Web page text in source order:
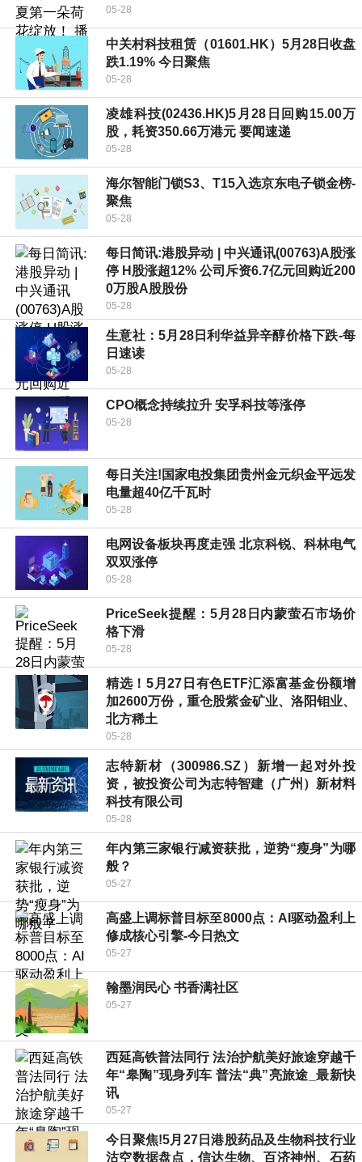
05-28
中关村科技租赁（01601.HK）5月28日收盘
跌1.19% 今日聚焦
05-28
凌雄科技(02436.HK)5月28日回购15.00万
股，耗资350.66万港元 要闻速递
05-28
海尔智能门锁S3、T15入选京东电子锁金榜-
聚焦
05-28
每日简讯:港股异动 | 中兴通讯(00763)A股涨
停 H股涨超12% 公司斥资6.7亿元回购近200
0万股A股股份
05-28
生意社：5月28日利华益异辛醇价格下跌-每
日速读
05-28
CPO概念持续拉升 安孚科技等涨停
05-28
每日关注!国家电投集团贵州金元织金平远发
电量超40亿千瓦时
05-28
电网设备板块再度走强 北京科锐、科林电气
双双涨停
05-28
PriceSeek提醒：5月28日内蒙萤石市场价
格下滑
05-28
精选！5月27日有色ETF汇添富基金份额增
加2600万份，重仓股紫金矿业、洛阳钼业、
北方稀土
05-28
志特新材（300986.SZ）新增一起对外投
资，被投资公司为志特智建（广州）新材料
科技有限公司
05-28
年内第三家银行减资获批，逆势“瘦身”为哪
般？
05-27
高盛上调标普目标至8000点：AI驱动盈利上
修成核心引擎-今日热文
05-27
翰墨润民心 书香满社区
05-27
西延高铁普法同行 法治护航美好旅途穿越千
年“皋陶”现身列车 普法“典”亮旅途_最新快
讯
05-27
今日聚焦!5月27日港股药品及生物科技行业
沽空数据盘点，信达生物、百济神州、石药